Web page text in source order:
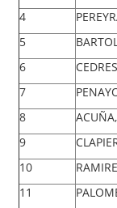
4
5
6
7
8
9
10
11